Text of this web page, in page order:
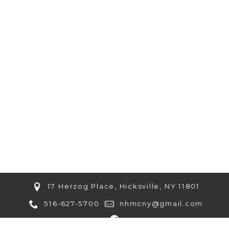
17 Herzog Place, Hicksville, NY 11801
516-627-5700 nhmcny@gmail.com